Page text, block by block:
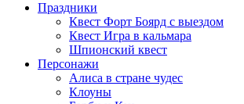
Праздники
Квест Форт Боярд с выездом
Квест Игра в кальмара
Шпионский квест
Персонажи
Алиса в стране чудес
Клоуны